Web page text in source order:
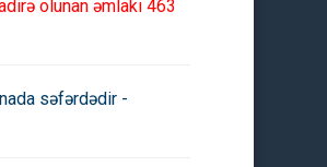
olunan əmlakı 463
səfərdədir -